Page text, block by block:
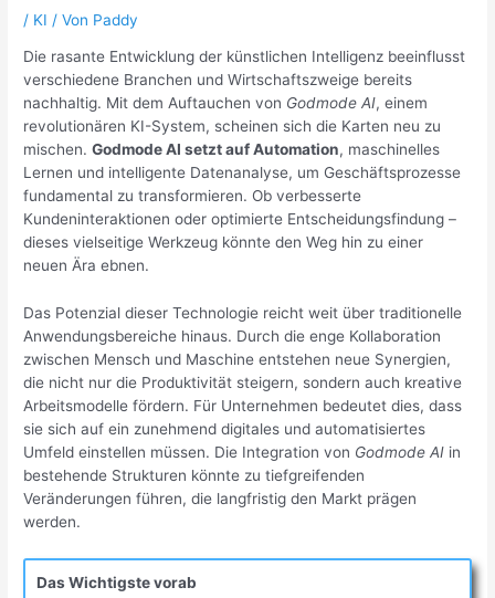
/ KI / Von Paddy
Die rasante Entwicklung der künstlichen Intelligenz beeinflusst
verschiedene Branchen und Wirtschaftszweige bereits
nachhaltig. Mit dem Auftauchen von Godmode AI, einem
revolutionären KI-System, scheinen sich die Karten neu zu
mischen.Godmode AI setzt auf Automation, maschinelles
Lernen und intelligente Datenanalyse, um Geschäftsprozesse
fundamental zu transformieren. Ob verbesserte
Kundeninteraktionen oder optimierte Entscheidungsfindung –
dieses vielseitige Werkzeug könnte den Weg hin zu einer
neuen Ära ebnen.
Das Potenzial dieser Technologie reicht weit über traditionelle
Anwendungsbereiche hinaus. Durch die enge Kollaboration
zwischen Mensch und Maschine entstehen neue Synergien,
die nicht nur die Produktivität steigern, sondern auch kreative
Arbeitsmodelle fördern. Für Unternehmen bedeutet dies, dass
sie sich auf ein zunehmend digitales und automatisiertes
Umfeld einstellen müssen. Die Integration von Godmode AI in
bestehende Strukturen könnte zu tiefgreifenden
Veränderungen führen, die langfristig den Markt prägen
werden.
Das Wichtigste vorab